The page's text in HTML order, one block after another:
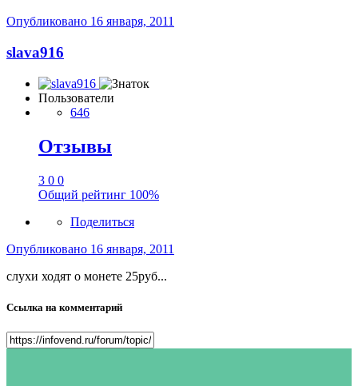
Опубликовано 16 января, 2011
slava916
Пользователи
646
Отзывы
3 0 0
Общий рейтинг 100%
Поделиться
Опубликовано 16 января, 2011
слухи ходят о монете 25руб...
Ссылка на комментарий